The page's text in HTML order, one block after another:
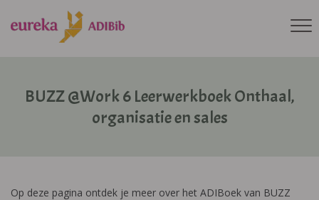
BUZZ @Work 6 Leerwerkboek Onthaal,
organisatie en sales
Op deze pagina ontdek je meer over het ADIBoek van BUZZ